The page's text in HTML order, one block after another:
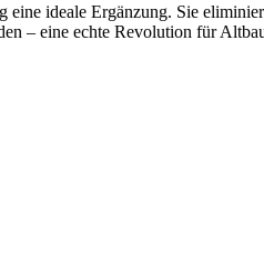
ideale Ergänzung. Sie
– eine echte Revolution für